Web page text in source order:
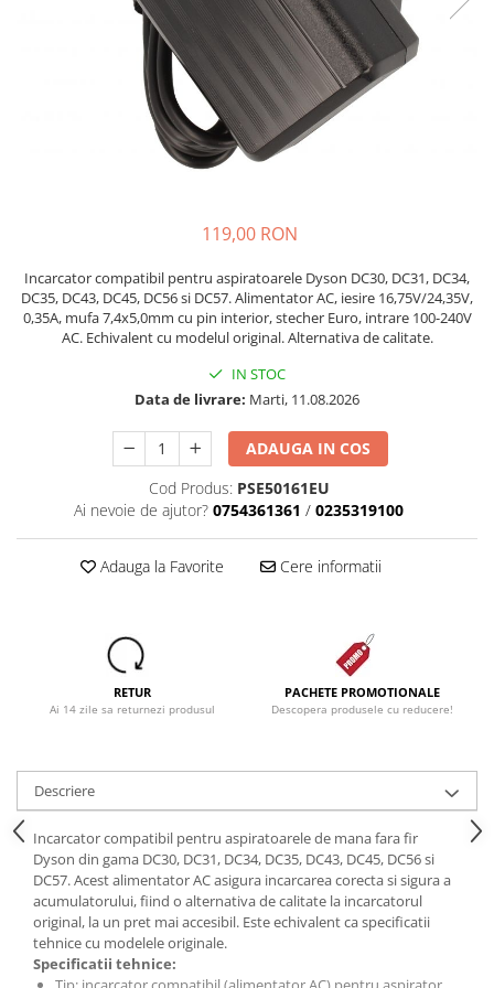
Accesorii Electrocasnice Mici
Filtre Purificatoare Aer
Accesorii Piese Aer Conditionat
119,00 RON
Incarcator compatibil pentru aspiratoarele Dyson DC30, DC31, DC34,
DC35, DC43, DC45, DC56 si DC57. Alimentator AC, iesire 16,75V/24,35V,
0,35A, mufa 7,4x5,0mm cu pin interior, stecher Euro, intrare 100-240V
AC. Echivalent cu modelul original. Alternativa de calitate.
IN STOC
Data de livrare: Marti, 11.08.2026
ADAUGA IN COS
Cod Produs: PSE50161EU
Ai nevoie de ajutor? 0754361361 / 0235319100
Adauga la Favorite Cere informatii
RETUR
Ai 14 zile sa returnezi produsul
PACHETE PROMOTIONALE
Descopera produsele cu reducere!
Descriere
Incarcator compatibil pentru aspiratoarele de mana fara fir
Dyson din gama DC30, DC31, DC34, DC35, DC43, DC45, DC56 si
DC57. Acest alimentator AC asigura incarcarea corecta si sigura a
acumulatorului, fiind o alternativa de calitate la incarcatorul
original, la un pret mai accesibil. Este echivalent ca specificatii
tehnice cu modelele originale.
Specificatii tehnice: